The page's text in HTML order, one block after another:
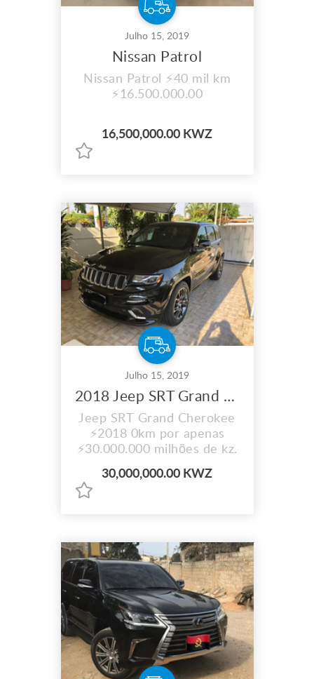
Julho 15, 2019
Nissan Patrol
Nissan Patrol ⚡40 mil km
⚡16.500.000.00
16,500,000.00 KWZ
Julho 15, 2019
2018 Jeep SRT Grand Cherokee 0km
Jeep SRT Grand Cherokee
⚡2018 0km por apenas
⚡30.000.000 milhões de kz.
30,000,000.00 KWZ